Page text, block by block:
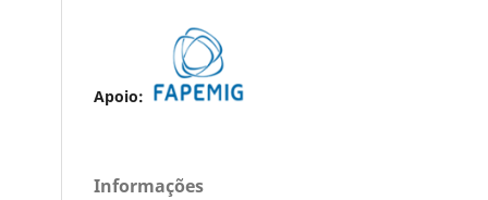
Apoio:
Informações